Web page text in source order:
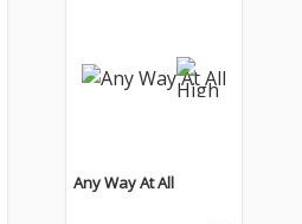
Any Way At All